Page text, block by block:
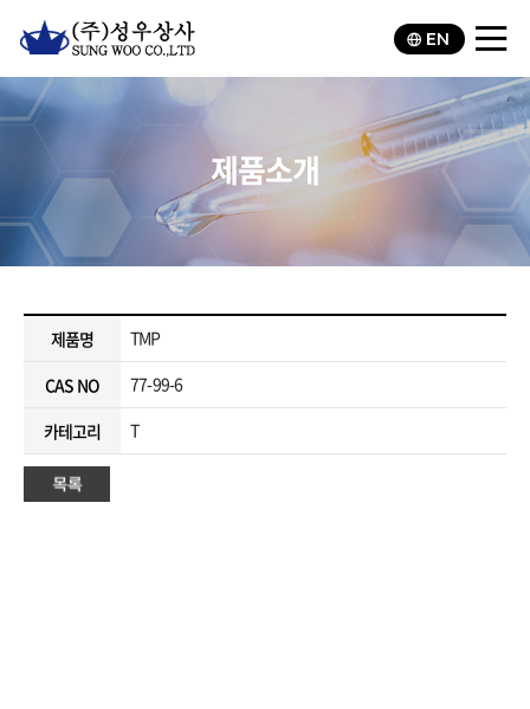
EN
제품소개
제품명
TMP
CAS NO
77-99-6
카테고리
T